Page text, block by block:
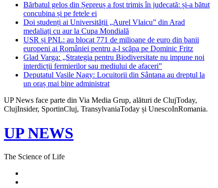
Bărbatul gelos din Șepreuș a fost trimis în judecată: și-a bătut
concubina și pe fetele ei
Doi studenți ai Universității „Aurel Vlaicu” din Arad
medaliați cu aur la Cupa Mondială
USR și PNL: au blocat 771 de milioane de euro din banii
europeni ai României pentru a-l scăpa pe Dominic Fritz
Glad Varga: „Strategia pentru Biodiversitate nu impune noi
interdicții fermierilor sau mediului de afaceri”
Deputatul Vasile Nagy: Locuitorii din Sântana au dreptul la
un oraș mai bine administrat
UP News face parte din Via Media Grup, alături de ClujToday,
ClujInsider, SportinCluj, TransylvaniaToday și UnescoInRomania.
UP NEWS
The Science of Life